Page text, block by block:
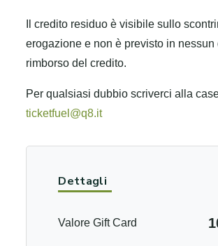
Il credito residuo è visibile sullo
erogazione e non è previsto in nessun
rimborso del credito.
Per qualsiasi dubbio scriverci alla
ticketfuel@q8.it
Dettagli
Valore Gift Card